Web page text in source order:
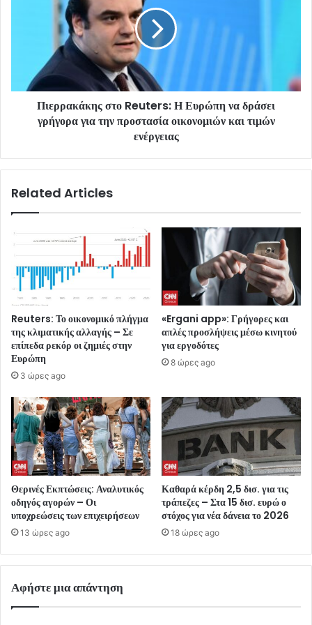
Πιερρακάκης στο Reuters: Η Ευρώπη να δράσει
γρήγορα για την προστασία οικονομιών και τιμών
ενέργειας
Related Articles
Reuters: Το οικονομικό πλήγμα
της κλιματικής αλλαγής – Σε
επίπεδα ρεκόρ οι ζημιές στην
Ευρώπη
3 ώρες ago
«Ergani app»: Γρήγορες και
απλές προσλήψεις μέσω κινητού
για εργοδότες
8 ώρες ago
Θερινές Εκπτώσεις: Αναλυτικός
οδηγός αγορών – Οι
υποχρεώσεις των επιχειρήσεων
13 ώρες ago
Καθαρά κέρδη 2,5 δισ. για τις
τράπεζες – Στα 15 δισ. ευρώ ο
στόχος για νέα δάνεια το 2026
18 ώρες ago
Αφήστε μια απάντηση